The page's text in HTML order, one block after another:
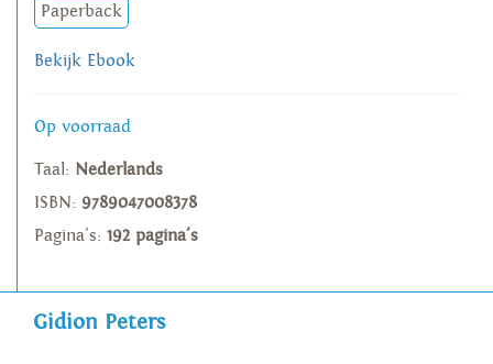
Paperback
Bekijk Ebook
Op voorraad
Taal: Nederlands
ISBN: 9789047008378
Pagina's: 192 pagina's
Gidion Peters